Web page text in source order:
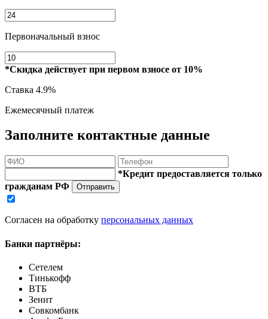
Первоначальный взнос
*Скидка действует при первом взносе от 10%
Ставка 4.9%
Ежемесячный платеж
Заполните контактные данные
*Кредит предоставляется только
гражданам РФ
Отправить
Согласен на обработку персональных данных
Банки партнёры:
Сетелем
Тинькофф
ВТБ
Зенит
Совкомбанк